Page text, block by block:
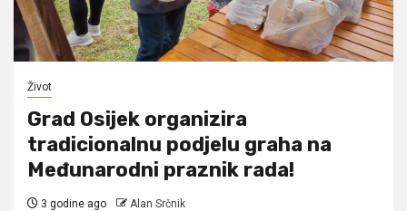
Život
Grad Osijek organizira
tradicionalnu podjelu graha na
Međunarodni praznik rada!
3 godine ago Alan Srčnik